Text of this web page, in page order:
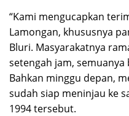
“Kami mengucapkan
Lamongan, khususnya
Bluri. Masyarakatnya
setengah jam,
Bahkan minggu depan,
sudah siap meninjau ke
1994 tersebut.